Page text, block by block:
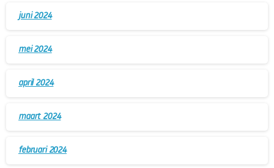
juni 2024
mei 2024
april 2024
maart 2024
februari 2024